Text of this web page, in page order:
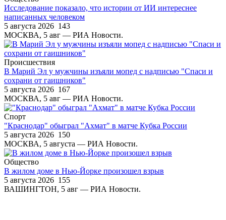
Исследование показало, что истории от ИИ интереснее
написанных человеком
5 августа 2026 143
МОСКВА, 5 авг — РИА Новости.
Происшествия
В Марий Эл у мужчины изъяли мопед с надписью "Спаси и
сохрани от гаишников"
5 августа 2026 167
МОСКВА, 5 авг — РИА Новости.
Спорт
"Краснодар" обыграл "Ахмат" в матче Кубка России
5 августа 2026 150
МОСКВА, 5 августа — РИА Новости.
Общество
В жилом доме в Нью-Йорке произошел взрыв
5 августа 2026 155
ВАШИНГТОН, 5 авг — РИА Новости.